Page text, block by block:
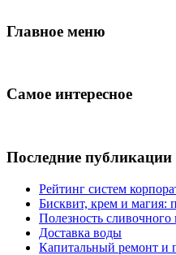
Главное меню
Самое интересное
Последние публикации
Рейтинг систем
Бисквит, крем и магия:
Полезность сливочного
Доставка воды
Капитальный ремонт и